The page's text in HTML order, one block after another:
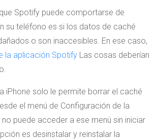
Spotify puede comportarse de
su teléfono es si los datos de caché
o son inaccesibles. En ese caso,
la aplicación Spotify Las cosas deberían
iPhone solo le permite borrar el caché
el menú de Configuración de la
puede acceder a ese menú sin iniciar
es desinstalar y reinstalar la